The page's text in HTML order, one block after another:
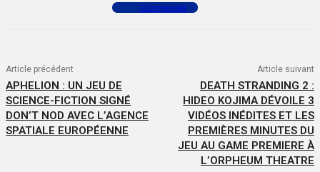
Commenter
Article précédent
APHELION : UN JEU DE
SCIENCE-FICTION SIGNÉ
DON’T NOD AVEC L’AGENCE
SPATIALE EUROPÉENNE
Article suivant
DEATH STRANDING 2 :
HIDEO KOJIMA DÉVOILE 3
VIDÉOS INÉDITES ET LES
PREMIÈRES MINUTES DU
JEU AU GAME PREMIERE À
L’ORPHEUM THEATRE